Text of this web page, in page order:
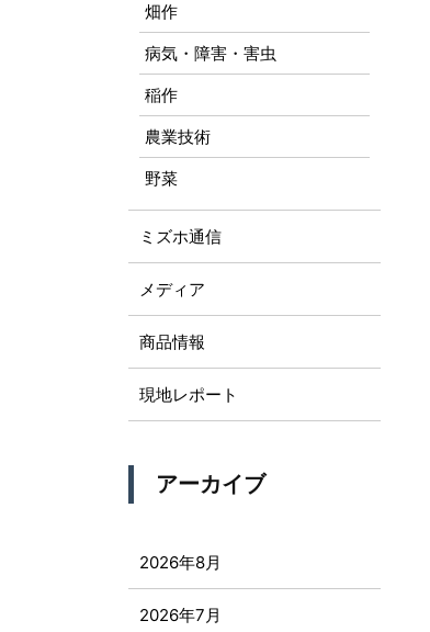
畑作
病気・障害・害虫
稲作
農業技術
野菜
ミズホ通信
メディア
商品情報
現地レポート
アーカイブ
2026年8月
2026年7月